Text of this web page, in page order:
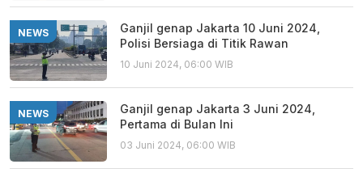
NEWS
Ganjil genap Jakarta 10 Juni 2024,
Polisi Bersiaga di Titik Rawan
10 Juni 2024, 06:00 WIB
NEWS
Ganjil genap Jakarta 3 Juni 2024,
Pertama di Bulan Ini
03 Juni 2024, 06:00 WIB